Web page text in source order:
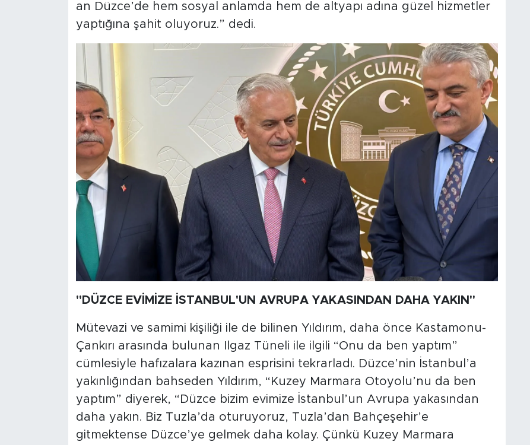
an Düzce’de hem sosyal anlamda hem de altyapı adına güzel hizmetler
yaptığına şahit oluyoruz.” dedi.
"DÜZCE EVİMİZE İSTANBUL'UN AVRUPA YAKASINDAN DAHA YAKIN"
Mütevazi ve samimi kişiliği ile de bilinen Yıldırım, daha önce Kastamonu-
Çankırı arasında bulunan Ilgaz Tüneli ile ilgili “Onu da ben yaptım”
cümlesiyle hafızalara kazınan esprisini tekrarladı. Düzce’nin İstanbul’a
yakınlığından bahseden Yıldırım, “Kuzey Marmara Otoyolu’nu da ben
yaptım” diyerek, “Düzce bizim evimize İstanbul’un Avrupa yakasından
daha yakın. Biz Tuzla’da oturuyoruz, Tuzla’dan Bahçeşehir’e
gitmektense Düzce’ye gelmek daha kolay. Çünkü Kuzey Marmara